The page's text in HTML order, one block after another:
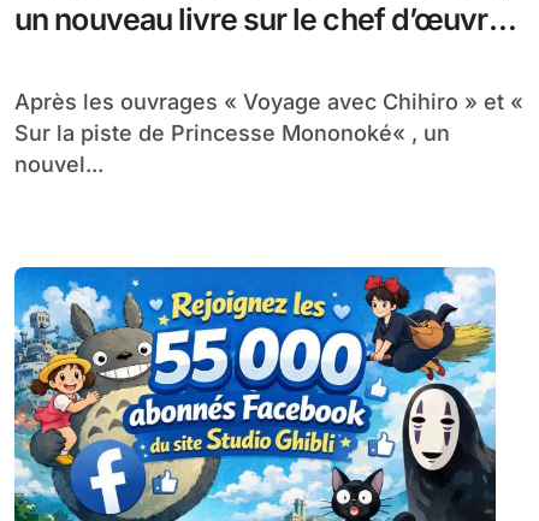
un nouveau livre sur le chef d’œuvre
Ynnis Éditions
Après les ouvrages « Voyage avec Chihiro » et «
Sur la piste de Princesse Mononoké« , un
nouvel...